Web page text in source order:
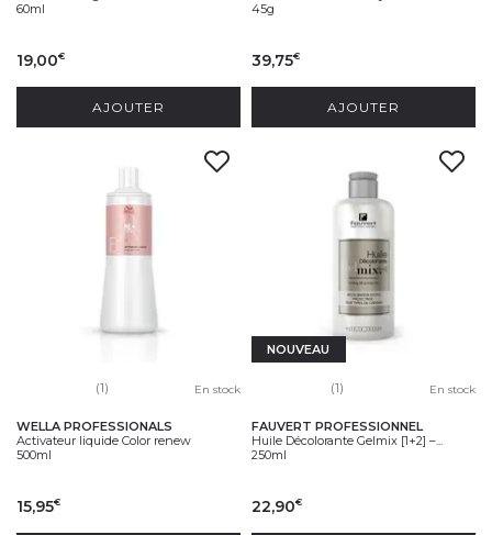
60ml
19,00€
AJOUTER
45g
39,75€
AJOUTER
(1) En stock
WELLA PROFESSIONALS
Activateur liquide Color renew
500ml
15,95€
NOUVEAU
(1) En stock
FAUVERT PROFESSIONNEL
Huile Décolorante Gelmix [1+2] –...
250ml
22,90€